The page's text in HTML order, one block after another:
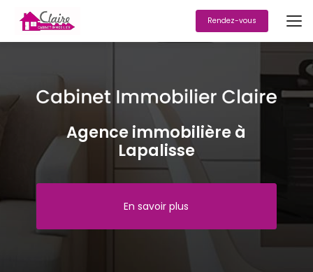
contenu
principal
Rendez-vous
Agence immobilière à
Lapalisse
En savoir plus